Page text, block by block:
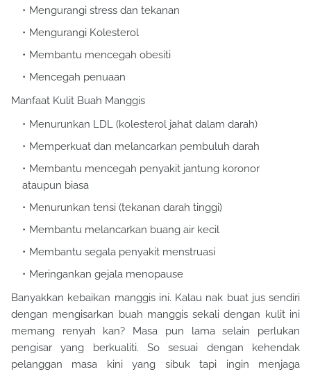
Mengurangi stress dan tekanan
Mengurangi Kolesterol
Membantu mencegah obesiti
Mencegah penuaan
Manfaat Kulit Buah Manggis
Menurunkan LDL (kolesterol jahat dalam darah)
Memperkuat dan melancarkan pembuluh darah
Membantu mencegah penyakit jantung koronor
ataupun biasa
Menurunkan tensi (tekanan darah tinggi)
Membantu melancarkan buang air kecil
Membantu segala penyakit menstruasi
Meringankan gejala menopause
Banyakkan kebaikan manggis ini. Kalau nak buat jus sendiri
dengan mengisarkan buah manggis sekali dengan kulit ini
memang renyah kan? Masa pun lama selain perlukan
pengisar yang berkualiti. So sesuai dengan kehendak
pelanggan masa kini yang sibuk tapi ingin menjaga